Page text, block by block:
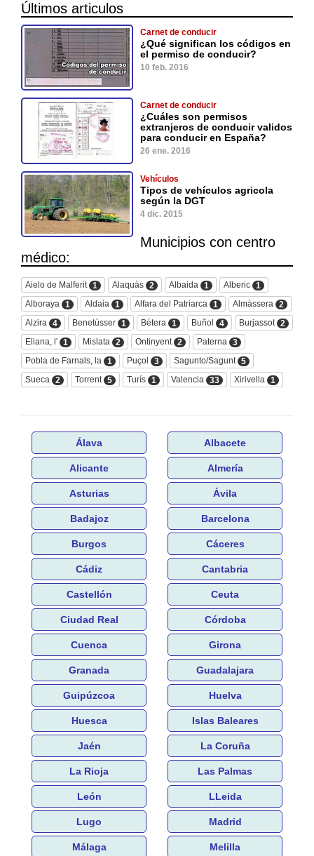
Últimos articulos
Carnet de conducir
¿Qué significan los códigos en
el permiso de conducir?
10 feb. 2016
Carnet de conducir
¿Cuáles son permisos
extranjeros de conducir validos
para conducir en España?
26 ene. 2016
Vehículos
Tipos de vehículos agricola
según la DGT
4 dic. 2015
Municipios con centro
médico:
Aielo de Malferit 1 Alaquàs 2 Albaida 1 Alberic 1
Alboraya
1 Aldaia 1 Alfara del Patriarca 1 Almàssera
2
Alzira
4 Benetússer 1 Bétera 1 Buñol 4 Burjassot 2
Eliana, l' 1 Mislata 2 Ontinyent 2 Paterna
3
Pobla de Farnals, la
1 Puçol 3 Sagunto/Sagunt 5
Sueca
2 Torrent 5 Turís 1 Valencia 33 Xirivella 1
Álava Albacete
Alicante Almería
Asturias Ávila
Badajoz Barcelona
Burgos Cáceres
Cádiz Cantabria
Castellón Ceuta
Ciudad Real Córdoba
Cuenca Girona
Granada Guadalajara
Guipúzcoa Huelva
Huesca Islas Baleares
Jaén La Coruña
La Rioja Las Palmas
León LLeida
Lugo Madrid
Málaga Melilla